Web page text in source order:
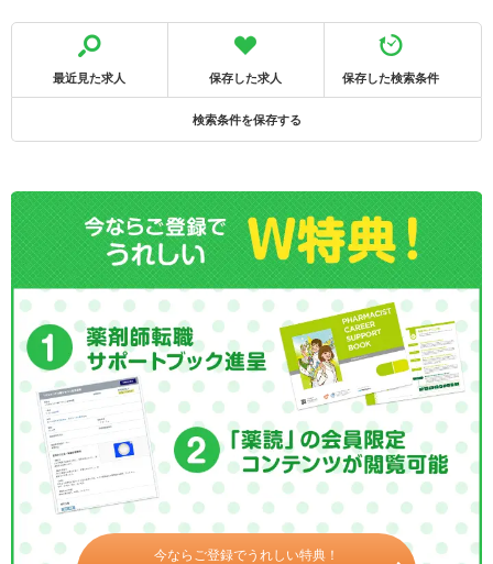
最近見た求人 保存した求人 保存した検索条件
検索条件を保存する
今ならご登録でうれしい特典！